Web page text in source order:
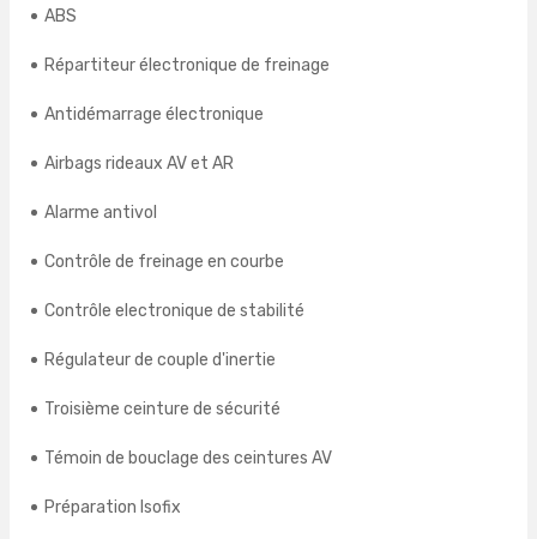
ABS
Répartiteur électronique de freinage
Antidémarrage électronique
Airbags rideaux AV et AR
Alarme antivol
Contrôle de freinage en courbe
Contrôle electronique de stabilité
Régulateur de couple d'inertie
Troisième ceinture de sécurité
Témoin de bouclage des ceintures AV
Préparation Isofix